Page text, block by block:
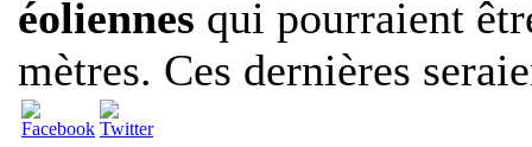
éoliennes qui pourraient
mètres. Ces dernières